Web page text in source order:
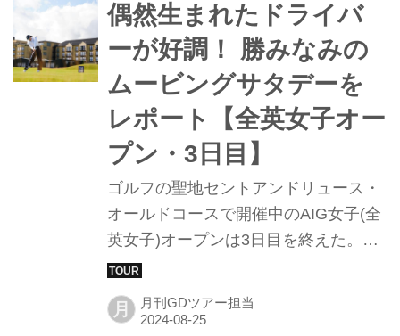
偶然生まれたドライバ
ーが好調！ 勝みなみの
ムービングサタデーを
レポート【全英女子オー
プン・3日目】
ゴルフの聖地セントアンドリュース・
オールドコースで開催中のAIG女子(全
英女子)オープンは3日目を終えた。練
習ラウンド中の“偶然の産物”により、
ティーショットが格段によくなったと
いう勝みなみ。2オーバーの36位タイ
月 月刊GDツアー担当